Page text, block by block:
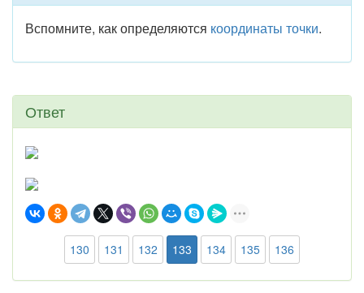
Вспомните, как определяются координаты точки.
Ответ
130 131 132 133 134 135 136